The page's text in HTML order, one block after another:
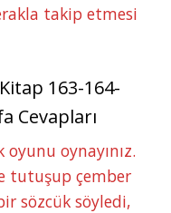
takip etmesi
163-164-
Cevapları
oynayınız.
tutuşup çember
sözcük söyledi,